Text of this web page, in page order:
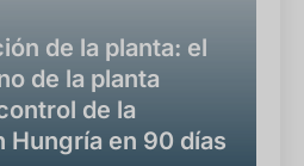
de la planta: el
de la planta
de la
Hungría en 90 días